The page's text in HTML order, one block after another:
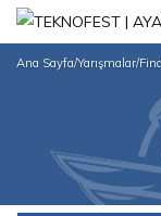
Ana Sayfa/Yarışmalar/